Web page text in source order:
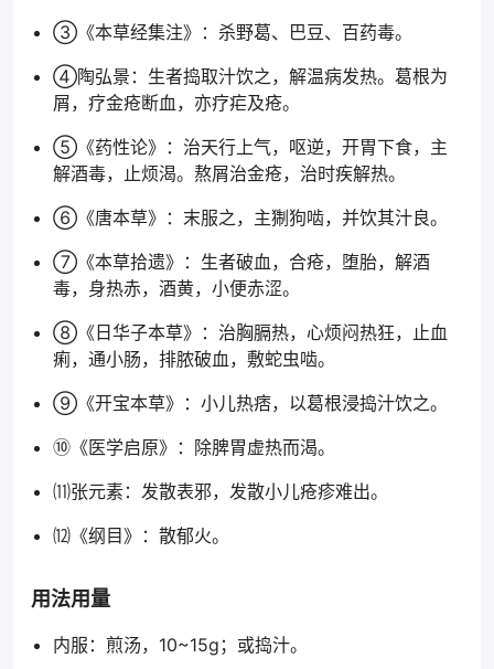
③《本草经集注》：杀野葛、巴豆、百药毒。
④陶弘景：生者捣取汁饮之，解温病发热。葛根为
屑，疗金疮断血，亦疗疟及疮。
⑤《药性论》：治天行上气，呕逆，开胃下食，主
解酒毒，止烦渴。熬屑治金疮，治时疾解热。
⑥《唐本草》：末服之，主猘狗啮，并饮其汁良。
⑦《本草拾遗》：生者破血，合疮，堕胎，解酒
毒，身热赤，酒黄，小便赤涩。
⑧《日华子本草》：治胸膈热，心烦闷热狂，止血
痢，通小肠，排脓破血，敷蛇虫啮。
⑨《开宝本草》：小儿热痞，以葛根浸捣汁饮之。
⑩《医学启原》：除脾胃虚热而渴。
⑾张元素：发散表邪，发散小儿疮疹难出。
⑿《纲目》：散郁火。
用法用量
内服：煎汤，10~15g；或捣汁。